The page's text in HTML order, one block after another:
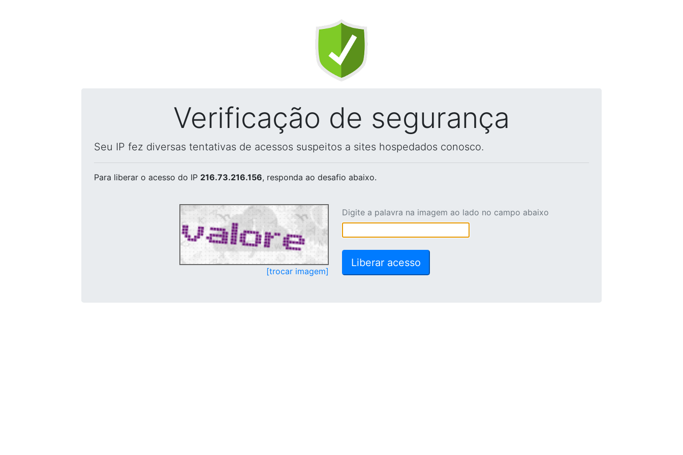
Verificação de segurança
Seu IP fez diversas tentativas de acessos suspeitos a sites hospedados conosco.
Para liberar o acesso do IP 216.73.216.156, responda ao desafio abaixo.
[trocar imagem]
Digite a palavra na imagem ao lado no campo abaixo